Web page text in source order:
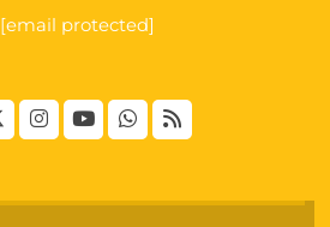
[email protected]